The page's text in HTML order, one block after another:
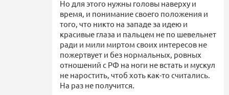
Но для этого нужны головы наверху и
время, и понимание своего положения и
того, что никто на западе за идею и
красивые глаза и пальцем не по шевельнет
ради и мили миртом своих интересов не
пожертвует и без нормальных, ровных
отношений с РФ на ноги не встать и мускул
не наростить, чтоб хоть как-то считались.
На раз не получится.